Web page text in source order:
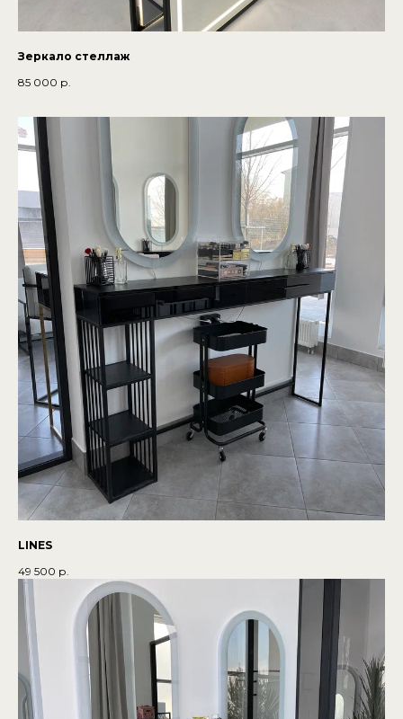
Зеркало стеллаж
85 000 р.
LINES
49 500 р.